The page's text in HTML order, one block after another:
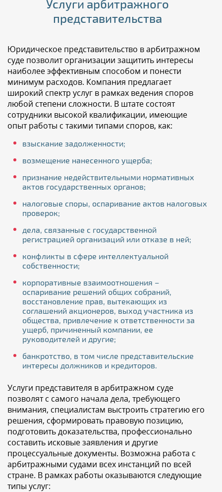
Услуги арбитражного
представительства
Юридическое представительство в арбитражном
суде позволит организации защитить интересы
наиболее эффективным способом и понести
минимум расходов. Компания предлагает
широкий спектр услуг в рамках ведения споров
любой степени сложности. В штате состоят
сотрудники высокой квалификации, имеющие
опыт работы с такими типами споров, как:
взыскание задолженности;
возмещение нанесенного ущерба;
признание недействительными нормативных
актов государственных органов;
налоговые споры, оспаривание актов налоговых
проверок;
дела, связанные с государственной
регистрацией организаций или отказе в ней;
конфликты в сфере интеллектуальной
собственности;
корпоративные взаимоотношения –
оспаривание решений общих собраний,
восстановление прав, вытекающих из
соглашений акционеров, выход участника из
общества, привлечение к ответственности за
ущерб, причиненный компании, ее
руководителей и другие;
банкротство, в том числе представительские
интересы должников и кредиторов.
Услуги представителя в арбитражном суде
позволят с самого начала дела, требующего
внимания, специалистам выстроить стратегию его
решения, сформировать правовую позицию,
подготовить доказательства, профессионально
составить исковые заявления и другие
процессуальные документы. Возможна работа с
арбитражными судами всех инстанций по всей
стране. В рамках работы оказываются следующие
типы услуг: